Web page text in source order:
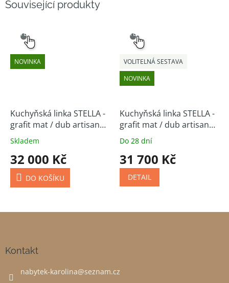
Související produkty
NOVINKA
VÝBĚR
Kuchyňská linka STELLA -
grafit mat / dub artisan
210/350 cm
Skladem
32 000 Kč
DO KOŠÍKU
NOVINKA
VOLITELNÁ SESTAVA
VÝBĚR
Kuchyňská linka STELLA -
grafit mat / dub artisan
(volitelná sestava)
Do 28 dní
31 700 Kč
DETAIL
Kontakt
nabytek-karolina@seznam.cz